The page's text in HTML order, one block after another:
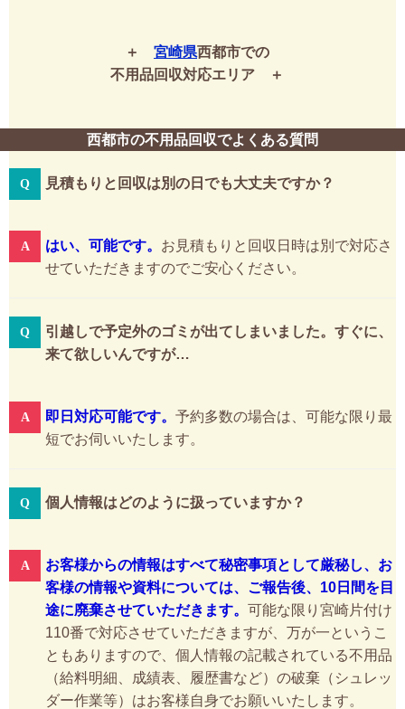
宮崎県西都市での
不用品回収対応エリア
西都市の不用品回収でよくある質問
見積もりと回収は別の日でも大丈夫ですか？
はい、可能です。 お見積もりと回収日時は別で対応さ
せていただきますのでご安心ください。
引越しで予定外のゴミが出てしまいました。すぐに、
来て欲しいんですが…
即日対応可能です。 予約多数の場合は、可能な限り最
短でお伺いいたします。
個人情報はどのように扱っていますか？
お客様からの情報はすべて秘密事項として厳秘し、お
客様の情報や資料については、ご報告後、10日間を目
途に廃棄させていただきます。 可能な限り宮崎片付け
110番で対応させていただきますが、万が一というこ
ともありますので、個人情報の記載されている不用品
（給料明細、成績表、履歴書など）の破棄（シュレッ
ダー作業等）はお客様自身でお願いいたします。